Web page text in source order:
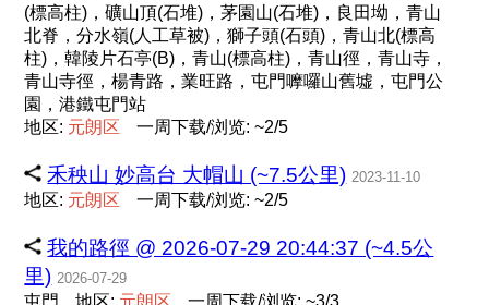
(標高柱)，礦山頂(石堆)，茅園山(石堆)，良田坳，青山
北脊，分水嶺(人工草被)，獅子頭(石頭)，青山北(標高
柱)，韓陵片石亭(B)，青山(標高柱)，青山徑，青山寺，
青山寺徑，楊青路，業旺路，屯門嚤囉山舊墟，屯門公
園，港鐵屯門站
地区: 元朗 区 一周下载/浏览: ~2/5
禾秧山 妙高台 大帽山 (~7.5公里) 2023-11-10
地区: 元朗 区 一周下载/浏览: ~2/5
我的路徑 @ 2026-07-29 20:44:37 (~4.5公
里) 2026-07-29
屯門 地区: 元朗 区 一周下载/浏览: ~3/3